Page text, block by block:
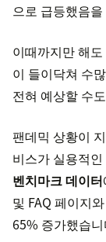
으로 급등했음
이때까지만 해
이 들이닥쳐 수
전혀 예상할 수
팬데믹 상황이
비스가 실용적
벤치마크 데이터
및 FAQ 페이지
65% 증가했습